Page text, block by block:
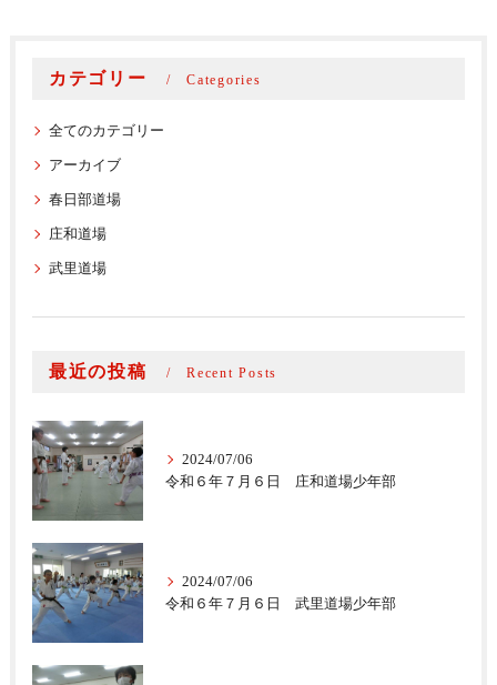
カテゴリー Categories
全てのカテゴリー
アーカイブ
春日部道場
庄和道場
武里道場
最近の投稿 Recent Posts
2024/07/06
令和６年７月６日 庄和道場少年部
2024/07/06
令和６年７月６日 武里道場少年部